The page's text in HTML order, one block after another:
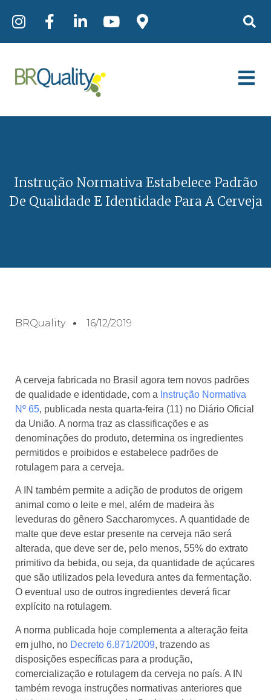
Instrução Normativa Estabelece Padrão
De Qualidade E Identidade Para A Cerveja
BRQuality 16/12/2019
A cerveja fabricada no Brasil agora tem novos padrões
de qualidade e identidade, com a Instrução Normativa
Nº 65, publicada nesta quarta-feira (11) no Diário Oficial
da União. A norma traz as classificações e as
denominações do produto, determina os ingredientes
permitidos e proibidos e estabelece padrões de
rotulagem para a cerveja.
A IN também permite a adição de produtos de origem
animal como o leite e mel, além de madeira às
leveduras do gênero Saccharomyces. A quantidade de
malte que deve estar presente na cerveja não será
alterada, que deve ser de, pelo menos, 55% do extrato
primitivo da bebida, ou seja, da quantidade de açúcares
que são utilizados pela levedura antes da fermentação.
O eventual uso de outros ingredientes deverá ficar
explícito na rotulagem.
A norma publicada hoje complementa a alteração feita
em julho, no Decreto 6.871/2009, trazendo as
disposições específicas para a produção,
comercialização e rotulagem da cerveja no país. A IN
também revoga instruções normativas anteriores que